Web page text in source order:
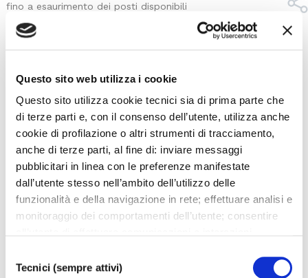
Questo sito web utilizza i cookie
Questo sito utilizza cookie tecnici sia di prima parte che
di terze parti e, con il consenso dell’utente, utilizza anche
cookie di profilazione o altri strumenti di tracciamento,
anche di terze parti, al fine di: inviare messaggi
pubblicitari in linea con le preferenze manifestate
dall’utente stesso nell’ambito dell’utilizzo delle
funzionalità e della navigazione in rete; effettuare analisi e
monitoraggio dei comportamenti dell’utente; consentire
TUTTI”, l’utente acconsente all’uso di tutti i cookie non
delTecnici (sempre attivi)
fino a esaurimento dei posti disponibili
Presenta
SCARICA COMUNICATO STAMPA
Gli appuntamenti della settimana